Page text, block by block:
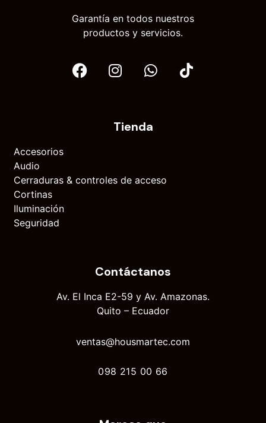
Garantía en todos nuestros
productos y servicios.
Tienda
Accesorios
Audio
Cerraduras & controles de acceso
Cortinas
Iluminación
Seguridad
Contáctanos
Av. El Inca E2-59 y Av. Amazonas.
Quito – Ecuador
ventas@housmartec.com
098 215 00 66